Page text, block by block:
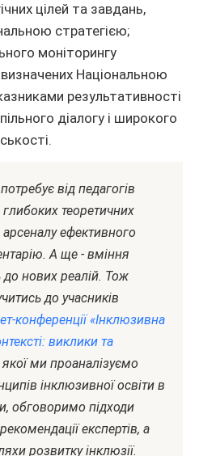
цілей та завдань,
стратегією;
моніторингу
Національною
результативності
діалогу і широкого
від педагогів
глибоких теоретичних
ефективного
А ще - вміння
нових реалій. Тож
до учасників
конференції «Інклюзивна
виклики та
ми проаналізуємо
інклюзивної освіти в
обговоримо підходи
експертів, а
розвитку інклюзії.